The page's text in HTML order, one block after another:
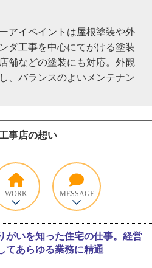
アイペイントは屋根塗装や外
ダ工事を中心にてがける塗装
舗などの塗装にも対応。外観
、バランスのよいメンテナン
事店の想い
WORK MESSAGE
がいを知った住宅の仕事。経営
てあらゆる業務に精通